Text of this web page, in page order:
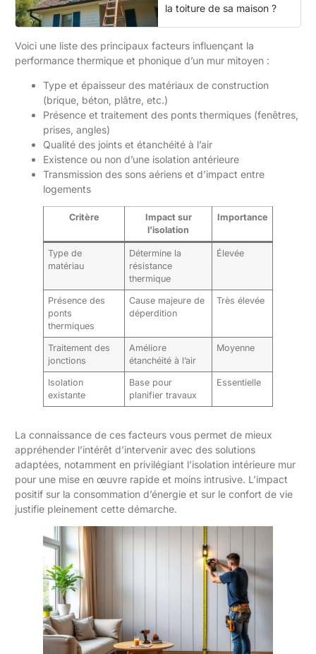
la toiture de sa maison ?
Voici une liste des principaux facteurs influençant la
performance thermique et phonique d’un mur mitoyen :
Type et épaisseur des matériaux de construction
(brique, béton, plâtre, etc.)
Présence et traitement des ponts thermiques (fenêtres,
prises, angles)
Qualité des joints et étanchéité à l’air
Existence ou non d’une isolation antérieure
Transmission des sons aériens et d’impact entre
logements
Critère
Impact sur
l’isolation
Importance
Type de
matériau
Détermine la
résistance
thermique
Élevée
Présence des
ponts
thermiques
Cause majeure de
déperdition
Très élevée
Traitement des
jonctions
Améliore
étanchéité à l’air
Moyenne
Isolation
existante
Base pour
planifier travaux
Essentielle
La connaissance de ces facteurs vous permet de mieux
appréhender l’intérêt d’intervenir avec des solutions
adaptées, notamment en privilégiant l’isolation intérieure mur
pour une mise en œuvre rapide et moins intrusive. L’impact
positif sur la consommation d’énergie et sur le confort de vie
justifie pleinement cette démarche.